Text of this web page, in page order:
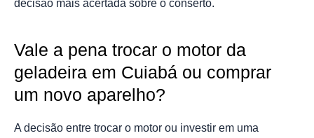
decisão mais acertada sobre o conserto.
Vale a pena trocar o motor da
geladeira em Cuiabá ou comprar
um novo aparelho?
A decisão entre trocar o motor ou investir em uma